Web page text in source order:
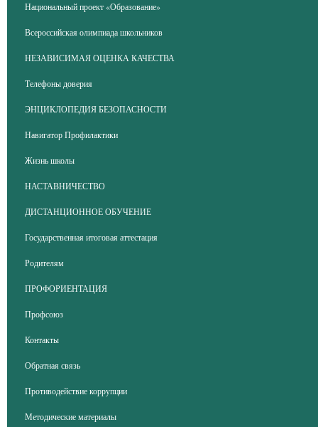
Национальный проект «Образование»
Всероссийская олимпиада школьников
НЕЗАВИСИМАЯ ОЦЕНКА КАЧЕСТВА
Телефоны доверия
ЭНЦИКЛОПЕДИЯ БЕЗОПАСНОСТИ
Навигатор Профилактики
Жизнь школы
НАСТАВНИЧЕСТВО
ДИСТАНЦИОННОЕ ОБУЧЕНИЕ
Государственная итоговая аттестация
Родителям
ПРОФОРИЕНТАЦИЯ
Профсоюз
Контакты
Обратная связь
Противодействие коррупции
Методические материалы